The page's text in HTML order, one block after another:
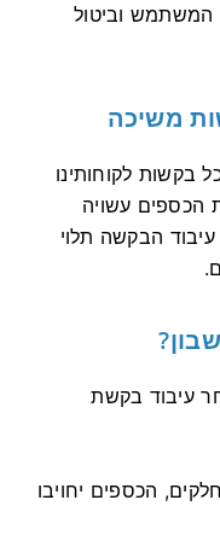
וביטול
משיכה
בקשות לקוחותינו
הכספים עשויה
משך עיבוד הבקשה תלוי
עיבוד בקשת
הכספים יחויבו